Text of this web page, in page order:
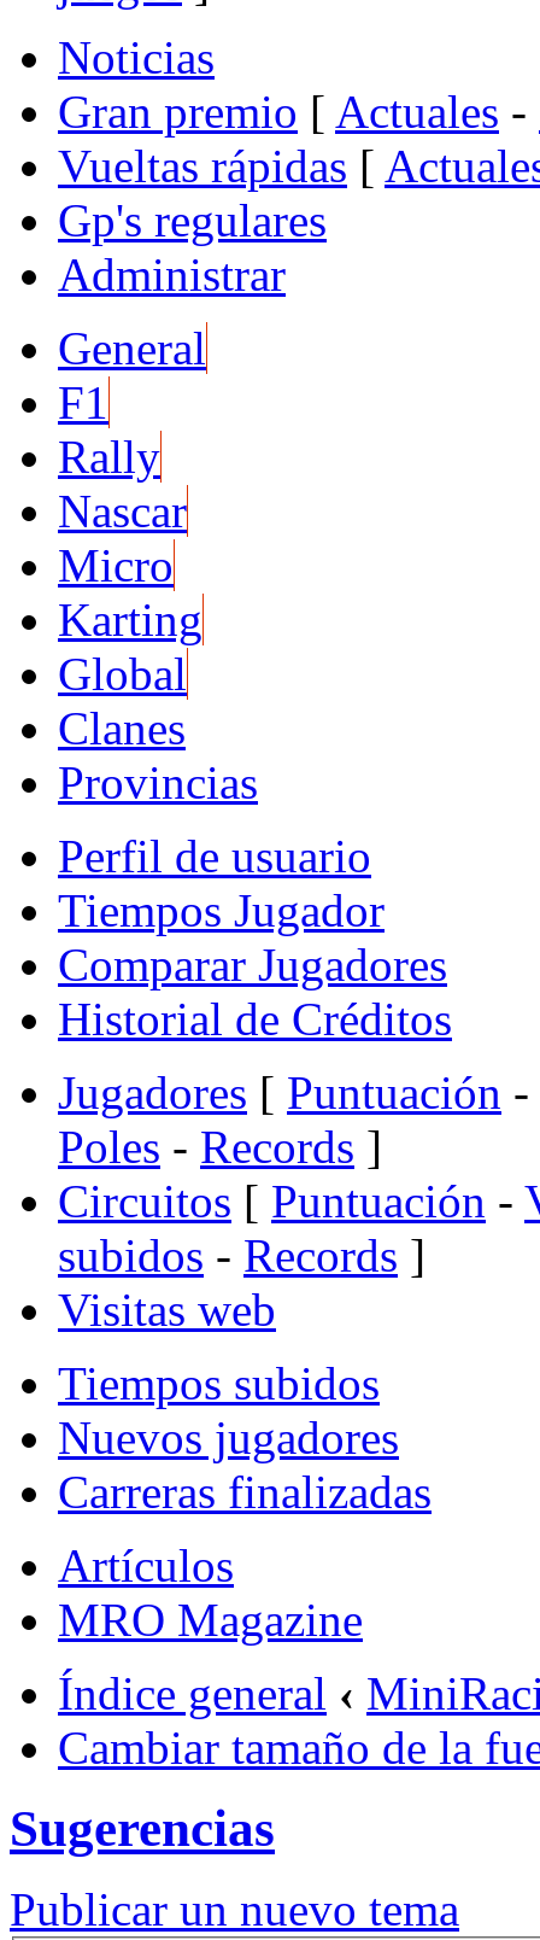
Noticias
Gran premio [ Actuales -
Vueltas rápidas [
Gp's regulares
Administrar
General
F1
Rally
Nascar
Micro
Karting
Global
Clanes
Provincias
Perfil de usuario
Tiempos Jugador
Comparar Jugadores
Historial de Créditos
Jugadores [ Puntuación -
Poles - Records ]
Circuitos [ Puntuación -
subidos - Records ]
Visitas web
Tiempos subidos
Nuevos jugadores
Carreras finalizadas
Artículos
MRO Magazine
Índice general ‹
Cambiar tamaño de la
Sugerencias
Publicar un nuevo tema